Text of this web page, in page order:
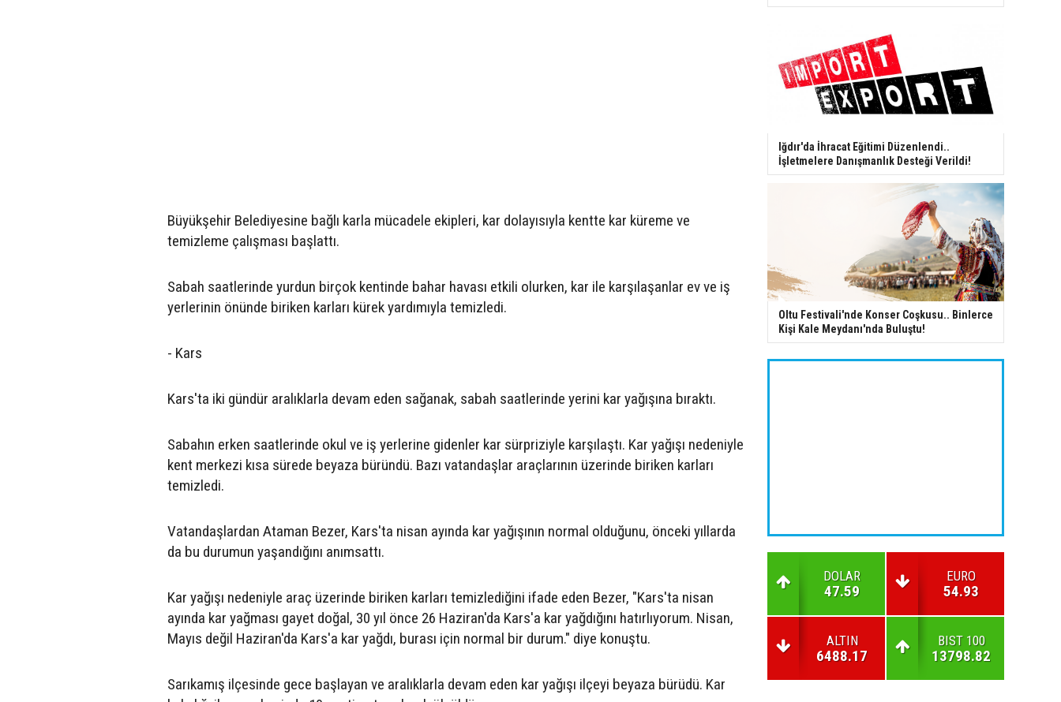
Büyükşehir Belediyesine bağlı karla mücadele ekipleri, kar dolayısıyla kentte kar küreme ve
temizleme çalışması başlattı.
Sabah saatlerinde yurdun birçok kentinde bahar havası etkili olurken, kar ile karşılaşanlar ev ve iş
yerlerinin önünde biriken karları kürek yardımıyla temizledi.
- Kars
Kars'ta iki gündür aralıklarla devam eden sağanak, sabah saatlerinde yerini kar yağışına bıraktı.
Sabahın erken saatlerinde okul ve iş yerlerine gidenler kar sürpriziyle karşılaştı. Kar yağışı nedeniyle
kent merkezi kısa sürede beyaza büründü. Bazı vatandaşlar araçlarının üzerinde biriken karları
temizledi.
Vatandaşlardan Ataman Bezer, Kars'ta nisan ayında kar yağışının normal olduğunu, önceki yıllarda
da bu durumun yaşandığını anımsattı.
Kar yağışı nedeniyle araç üzerinde biriken karları temizlediğini ifade eden Bezer, "Kars'ta nisan
ayında kar yağması gayet doğal, 30 yıl önce 26 Haziran'da Kars'a kar yağdığını hatırlıyorum. Nisan,
Mayıs değil Haziran'da Kars'a kar yağdı, burası için normal bir durum." diye konuştu.
Sarıkamış ilçesinde gece başlayan ve aralıklarla devam eden kar yağışı ilçeyi beyaza bürüdü. Kar
Iğdır'da İhracat Eğitimi Düzenlendi..
İşletmelere Danışmanlık Desteği Verildi!
Oltu Festivali'nde Konser Coşkusu.. Binlerce
Kişi Kale Meydanı'nda Buluştu!
DOLAR
47.59
EURO
54.93
ALTIN
6488.17
BIST 100
13798.82